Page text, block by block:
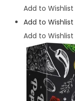
Add to Wishlist
Add to Wishlist
Add to Wishlist